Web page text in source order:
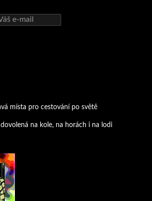
místa pro cestování po světě
na kole, na horách i na lodi